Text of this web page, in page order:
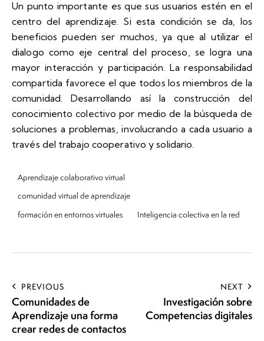
Un punto importante es que sus usuarios estén en el
centro del aprendizaje. Si esta condición se da, los
beneficios pueden ser muchos, ya que al utilizar el
dialogo como eje central del proceso, se logra una
mayor interacción y participación. La responsabilidad
compartida favorece el que todos los miembros de la
comunidad. Desarrollando así la construcción del
conocimiento colectivo por medio de la búsqueda de
soluciones a problemas, involucrando a cada usuario a
través del trabajo cooperativo y solidario.
Aprendizaje colaborativo virtual
comunidad virtual de aprendizaje
formación en entornos virtuales
Inteligencia colectiva en la red
PREVIOUS
Comunidades de
Aprendizaje una forma
crear redes de contactos
NEXT
Investigación sobre
Competencias digitales